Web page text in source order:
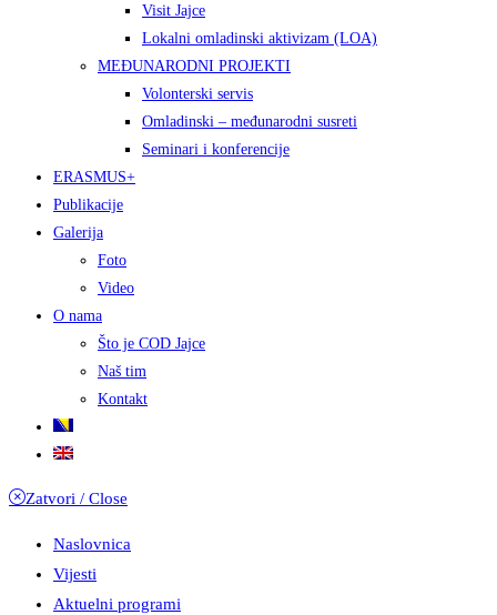
Visit Jajce
Lokalni omladinski aktivizam (LOA)
MEĐUNARODNI PROJEKTI
Volonterski servis
Omladinski – međunarodni susreti
Seminari i konferencije
ERASMUS+
Publikacije
Galerija
Foto
Video
O nama
Što je COD Jajce
Naš tim
Kontakt
Zatvori / Close
Naslovnica
Vijesti
Aktuelni programi